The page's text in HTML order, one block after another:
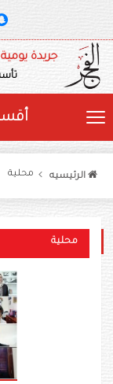
جريدة
الرئيسيه محلية
محلية